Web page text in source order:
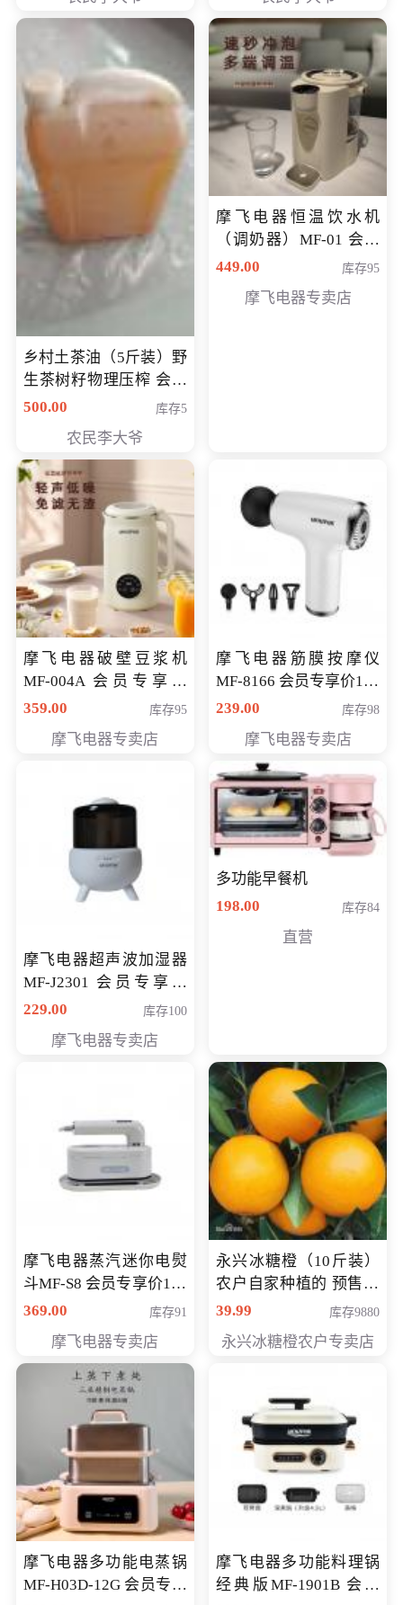
乡村土茶油（5斤装）野
生茶树籽物理压榨 会员
专享价400元
500.00 库存5
农民李大爷
摩飞电器恒温饮水机
（调奶器）MF-01 会员
专享价366元
449.00 库存95
摩飞电器专卖店
摩飞电器破壁豆浆机
MF-004A 会员专享价
168元
359.00 库存95
摩飞电器专卖店
摩飞电器筋膜按摩仪
MF-8166 会员专享价168
元
239.00 库存98
摩飞电器专卖店
摩飞电器超声波加湿器
MF-J2301 会员专享价
168元
229.00 库存100
摩飞电器专卖店
多功能早餐机
198.00
库存84
直营
摩飞电器蒸汽迷你电熨
斗MF-S8 会员专享价168
元
369.00 库存91
摩飞电器专卖店
永兴冰糖橙（10斤装）
农户自家种植的 预售10
万斤 会员包邮专享价
39.99 库存9880
永兴冰糖橙农户专卖店
摩飞电器多功能电蒸锅
MF-H03D-12G 会员专享
摩飞电器多功能料理锅
经典版MF-1901B 会员